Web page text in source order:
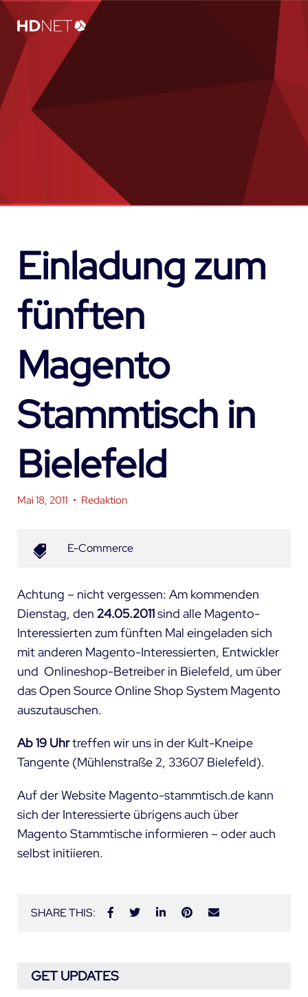
Einladung zum
fünften
Magento
Stammtisch in
Bielefeld
Mai 18, 2011 • Redaktion
E-Commerce
Achtung – nicht vergessen: Am kommenden
Dienstag, den 24.05.2011sind alle Magento-
Interessierten zum fünften Mal eingeladen sich
mit anderen Magento-Interessierten, Entwickler
und Onlineshop-Betreiber in Bielefeld, um über
das Open Source Online Shop System Magento
auszutauschen.
Ab 19 Uhrtreffen wir uns in der Kult-Kneipe
Tangente (Mühlenstraße 2, 33607 Bielefeld).
Auf der Website Magento-stammtisch.de kann
sich der Interessierte übrigens auch über
Magento Stammtische informieren – oder auch
selbst initiieren.
SHARE THIS:
GET UPDATES